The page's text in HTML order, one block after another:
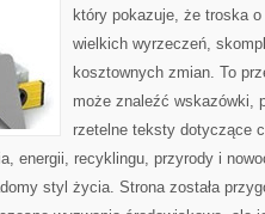
który pokazuje, że troska
wielkich wyrzeczeń,
kosztownych zmian. To
może znaleźć wskazówki,
rzetelne teksty dotyczące
energii, recyklingu, przyrody i
styl życia. Strona została